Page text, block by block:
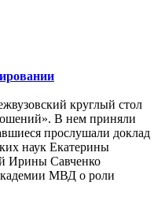
круглый стол
В нем приняли
прослушали доклад
наук Екатерины
Ирины Савченко
МВД о роли